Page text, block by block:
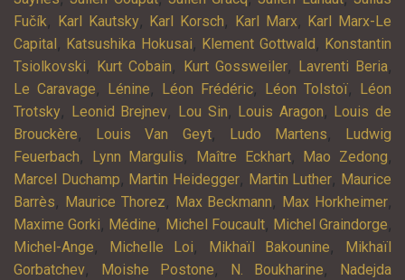
Fučík, Karl Kautsky, Karl Korsch, Karl Marx, Karl Marx-Le
Capital , Katsushika Hokusai, Klement Gottwald , Konstantin
Tsiolkovski, Kurt Cobain, Kurt Gossweiler, Lavrenti Beria,
Le Caravage, Lénine, Léon Frédéric, Léon Tolstoï,
Léon
Trotsky, Leonid Brejnev, Lou Sin, Louis Aragon, Louis de
Brouckère, Louis Van Geyt, Ludo Martens,
Ludwig
Feuerbach, Lynn Margulis, Maître Eckhart, Mao Zedong,
Marcel Duchamp, Martin Heidegger, Martin Luther, Maurice
Barrès, Maurice Thorez, Max Beckmann, Max Horkheimer,
Maxime Gorki, Médine, Michel Foucault, Michel Graindorge,
Michel-Ange, Michelle Loi, Mikhaïl Bakounine,
Mikhaïl
Gorbatchev, Moishe Postone, N. Boukharine,
Nadejda